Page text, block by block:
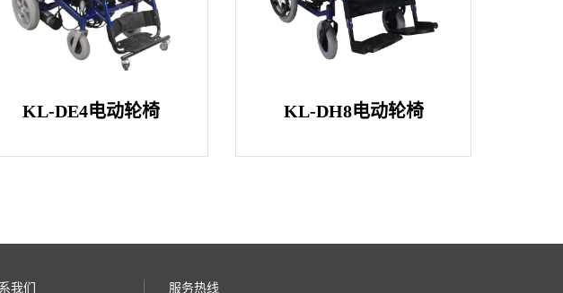
KL-DE4电动轮椅 KL-DH8电动轮椅
我们 服务热线